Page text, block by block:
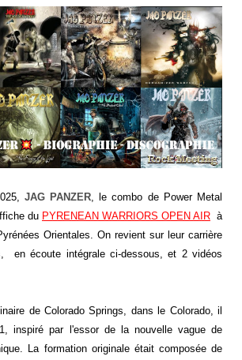
JAG PANZER , le combo de Power Metal
du PYRENEAN WARRIORS OPEN AIR à
Orientales. On revient sur leur carrière
en écoute intégrale ci-dessous, et 2 vidéos
de Colorado Springs, dans le Colorado, il
inspiré par l'essor de la nouvelle vague de
La formation originale était composée de